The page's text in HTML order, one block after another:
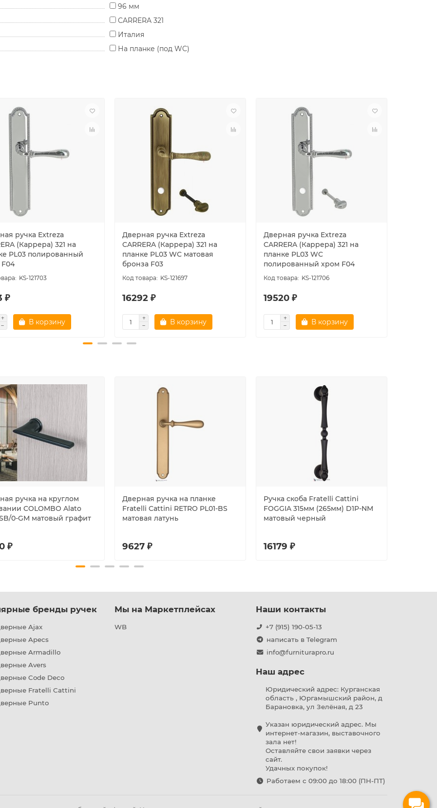
96 мм
CARRERA 321
Италия
На планке (под WC)
ручка Extreza
(Каррера) 321 на
PL03 полированный
KS-121703
₽
В корзину
Дверная ручка Extreza
CARRERA (Каррера) 321 на
планке PL03 WC матовая
бронза F03
KS-121697
16292 ₽
В корзину
Дверная ручка Extreza
CARRERA (Каррера) 321 на
планке PL03 WC
полированный хром F04
KS-121706
19520 ₽
В корзину
ручка на круглом
COLOMBO Alato
0-GM матовый графит
₽
Дверная ручка на планке
Fratelli Cattini RETRO PL01-BS
матовая латунь
9627 ₽
Ручка скоба Fratelli Cattini
FOGGIA 315мм (265мм) D1P-NM
матовый черный
16179 ₽
бренды ручек
Ajax
Apecs
Armadillo
Avers
Code Deco
Fratelli Cattini
Punto
Мы на Маркетплейсах
WB
Наши контакты
+7 (915) 190-05-13
написать в Telegram
info@furniturapro.ru
Наш адрес
Юридический адрес: Курганская
область , Юргамышский район, д
Барановка, ул Зелёная, д 23
Указан юридический адрес. Мы
интернет-магазин, выставочного
зала нет!
Оставляйте свои заявки через
сайт.
Удачных покупок!
Работаем с 09:00 до 18:00 (ПН-ПТ)